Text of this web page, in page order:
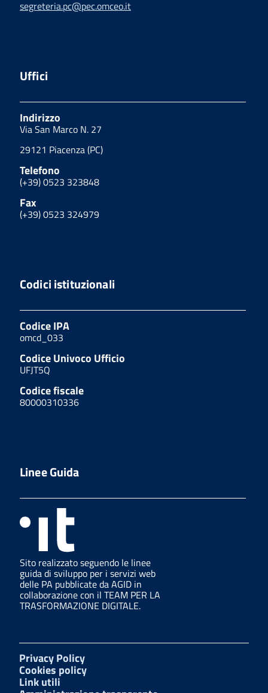
segreteria.pc@pec.omceo.it
Uffici
Indirizzo
Via San Marco N. 27
29121 Piacenza (PC)
Telefono
(+39) 0523 323848
Fax
(+39) 0523 324979
Codici istituzionali
Codice IPA
omcd_033
Codice Univoco Ufficio
UFJT5Q
Codice fiscale
80000310336
Linee Guida
Sito realizzato seguendo le linee
guida di sviluppo per i servizi web
delle PA pubblicate da AGID in
collaborazione con il TEAM PER LA
TRASFORMAZIONE DIGITALE.
Privacy Policy
Cookies policy
Link utili